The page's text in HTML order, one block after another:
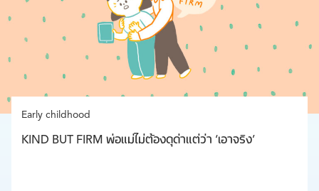
Early childhood
KIND BUT FIRM พ่อแม่ไม่ต้องดุด่าแต่ว่า ‘เอาจริง’